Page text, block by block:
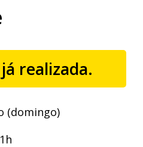
realizada.
(domingo)